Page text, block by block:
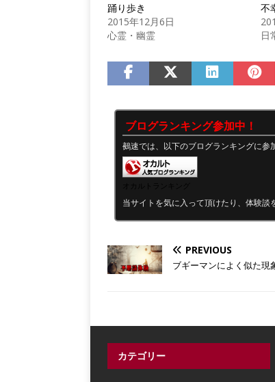
踊り歩き
2015年12月6日
心霊・幽霊
不
日
ブログランキング参加中！
鵺速では、以下のブログランキングに参
当サイトを気に入って頂けたり、体験談
PREVIOUS
ブギーマンによく似た現
カテゴリー